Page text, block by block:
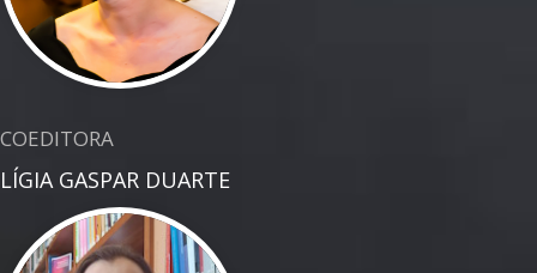
COEDITORA
LÍGIA GASPAR DUARTE